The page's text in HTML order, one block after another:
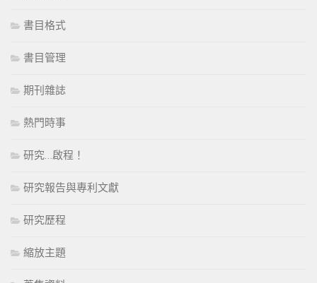
書目格式
書目管理
期刊雜誌
熱門時事
研究…啟程！
研究報告與專利文獻
研究歷程
縮放主題